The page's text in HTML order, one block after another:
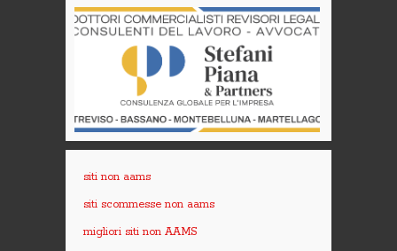
siti non aams
siti scommesse non aams
migliori siti non AAMS